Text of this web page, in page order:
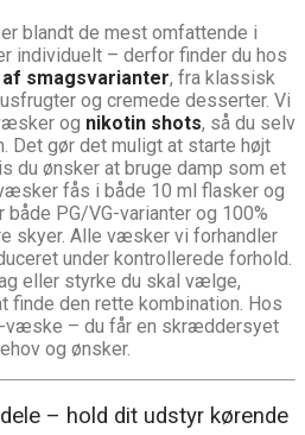
blandt de mest omfattende i
individuelt – derfor finder du hos
smagsvarianter, fra klassisk
og cremede desserter. Vi
og nikotin shots, så du selv
Det gør det muligt at starte højt
du ønsker at bruge damp som et
fås i både 10 ml flasker og
PG/VG-varianter og 100%
skyer. Alle væsker vi forhandler
under kontrollerede forhold.
eller styrke du skal vælge,
finde den rette kombination. Hos
væske – du får en skræddersyet
og ønsker.
– hold dit udstyr kørende